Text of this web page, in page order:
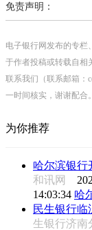
免责声明：
电子银行网发布的专栏
于作者投稿或转载自相
联系我们（联系邮箱：
一时间核实，谢谢配合。
为你推荐
哈尔滨银行
和讯网
14:03:34 哈
民生银行临
生银行济